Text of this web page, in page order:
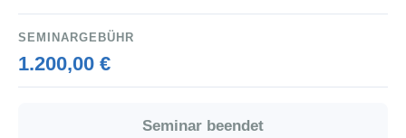
SEMINARGEBÜHR
1.200,00 €
Seminar beendet